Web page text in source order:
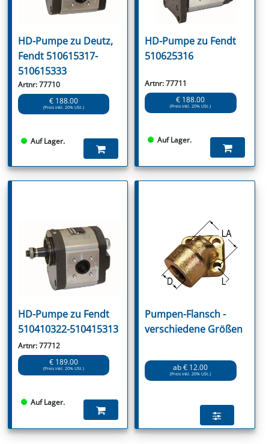
HD-Pumpe zu Deutz,
Fendt 510615317-
510615333
Artnr: 77710
€ 188.00
(Preis inkl. 20% USt.)
Auf Lager.
HD-Pumpe zu Fendt
510625316
Artnr: 77711
€ 188.00
(Preis inkl. 20% USt.)
Auf Lager.
HD-Pumpe zu Fendt
510410322-510415313
Artnr: 77712
€ 189.00
(Preis inkl. 20% USt.)
Auf Lager.
Pumpen-Flansch -
verschiedene Größen
ab € 12.00
(Preis inkl. 20% USt.)